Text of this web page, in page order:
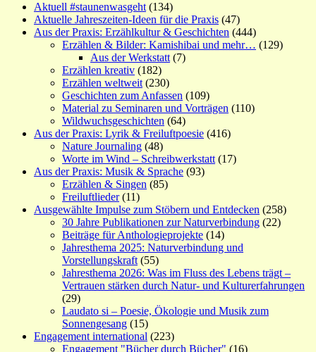
Aktuell #staunenwasgeht (134)
Aktuelle Jahreszeiten-Ideen für die Praxis (47)
Aus der Praxis: Erzählkultur & Geschichten (444)
Erzählen & Bilder: Kamishibai und mehr… (129)
Aus der Werkstatt (7)
Erzählen kreativ (182)
Erzählen weltweit (230)
Geschichten zum Anfassen (109)
Material zu Seminaren und Vorträgen (110)
Wildwuchsgeschichten (64)
Aus der Praxis: Lyrik & Freiluftpoesie (416)
Nature Journaling (48)
Worte im Wind – Schreibwerkstatt (17)
Aus der Praxis: Musik & Sprache (93)
Erzählen & Singen (85)
Freiluftlieder(11)
Ausgewählte Impulse zum Stöbern und Entdecken (258)
30 Jahre Publikationen zur Naturverbindung (22)
Beiträge für Anthologieprojekte (14)
Jahresthema 2025: Naturverbindung und
Vorstellungskraft (55)
Jahresthema 2026: Was im Fluss des Lebens trägt –
Vertrauen stärken durch Natur- und Kulturerfahrungen
(29)
Laudato si – Poesie, Ökologie und Musik zum
Sonnengesang (15)
Engagement international (223)
Engagement "Bücher durch Bücher" (16)